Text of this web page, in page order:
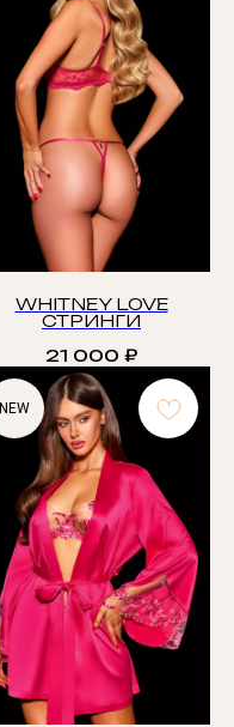
WHITNEY LOVE
СТРИНГИ
21 000 ₽
NEW